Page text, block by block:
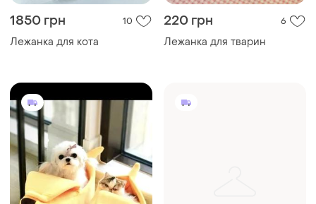
1850 грн 10
Лежанка для кота
220 грн 6
Лежанка для тварин